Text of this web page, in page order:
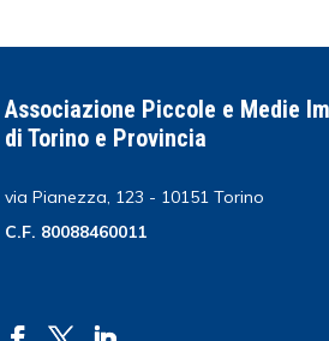
Associazione Piccole e Medie
di Torino e Provincia
via Pianezza, 123 - 10151 Torino
C.F. 80088460011